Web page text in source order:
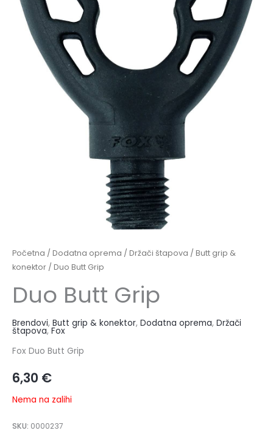
Početna / Dodatna oprema / Držači štapova / Butt grip &
konektor / Duo Butt Grip
Duo Butt Grip
Brendovi, Butt grip & konektor, Dodatna oprema, Držači
štapova, Fox
Fox Duo Butt Grip
6,30 €
Nema na zalihi
SKU: 0000237